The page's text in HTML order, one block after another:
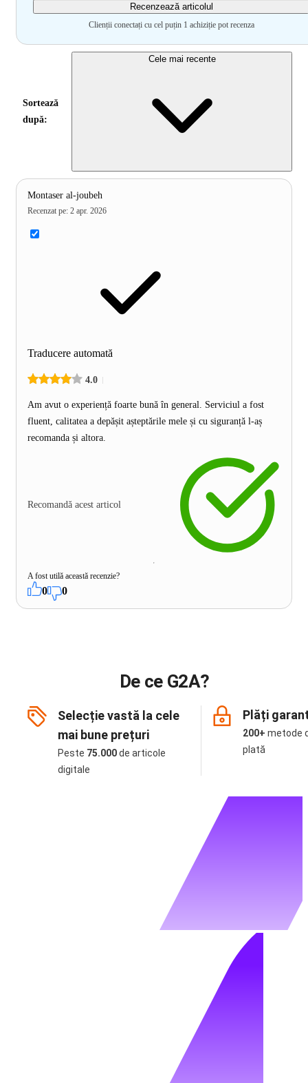
Recenzează articolul
Clienții conectați cu cel puțin 1 achiziție pot recenza
Sortează
după:
Cele mai recente
Montaser al-joubeh
Recenzat pe: 2 apr. 2026
Traducere automată
4.0
Am avut o experiență foarte bună în general. Serviciul a fost
fluent, calitatea a depășit așteptările mele și cu siguranță l-aș
recomanda și altora.
Recomandă acest articol
A fost utilă această recenzie?
0 0
De ce G2A?
Selecție vastă la cele
mai bune prețuri
Peste 75.000de articole
digitale
Plăți
200+ metode
plată